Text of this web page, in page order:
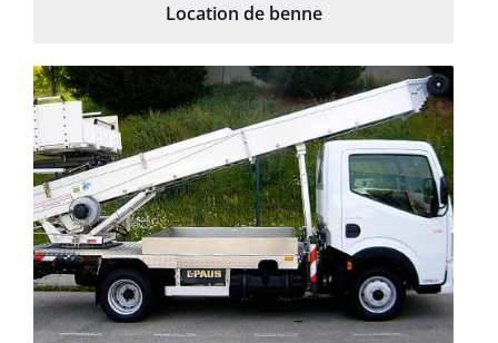
Location de benne